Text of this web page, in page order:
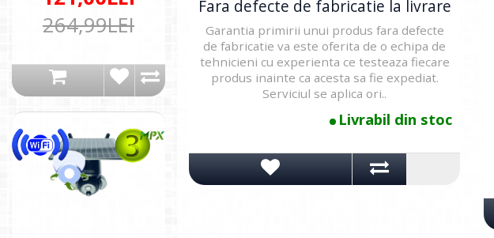
264,99LEI
Fara defecte de fabricatie la livrare
Garantia primirii unui produs fara defecte
de fabricatie va este oferita de o echipa de
tehnicieni cu experienta ce testeaza fiecare
produs inainte ca acesta sa fie expediat.
Serviciul se aplica ori..
Livrabil din stoc